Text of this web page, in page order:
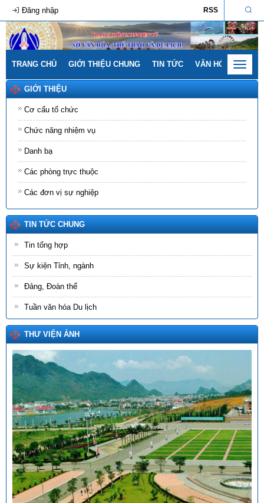
RSS
Đăng nhập
TRANG CHỦ GIỚI THIỆU CHUNG TIN TỨC VĂN HÓA - GIA
Toggle
GIỚI THIỆU
Cơ cấu tổ chức
Chức năng nhiệm vụ
Danh bạ
Các phòng trực thuộc
Các đơn vị sự nghiệp
TIN TỨC CHUNG
Tin tổng hợp
Sự kiện Tỉnh, ngành
Đảng, Đoàn thể
Tuần văn hóa Du lịch
THƯ VIỆN ẢNH